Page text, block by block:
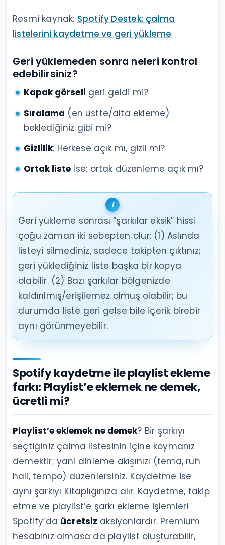
Resmi kaynak: Spotify Destek: çalma
listelerini kaydetme ve geri yükleme
Geri yüklemeden sonra neleri kontrol
edebilirsiniz?
Kapak görseli geri geldi mi?
Sıralama (en üstte/alta ekleme)
beklediğiniz gibi mi?
Gizlilik: Herkese açık mı, gizli mi?
Ortak liste ise: ortak düzenleme açık mı?
Geri yükleme sonrası “şarkılar eksik” hissi
çoğu zaman iki sebepten olur: (1) Aslında
listeyi silmediniz, sadece takipten çıktınız;
geri yüklediğiniz liste başka bir kopya
olabilir. (2) Bazı şarkılar bölgenizde
kaldırılmış/erişilemez olmuş olabilir; bu
durumda liste geri gelse bile içerik birebir
aynı görünmeyebilir.
Spotify kaydetme ile playlist ekleme
farkı: Playlist’e eklemek ne demek,
ücretli mi?
Playlist’e eklemek ne demek? Bir şarkıyı
seçtiğiniz çalma listesinin içine koymanız
demektir; yani dinleme akışınızı (tema, ruh
hali, tempo) düzenlersiniz. Kaydetme ise
aynı şarkıyı Kitaplığınıza alır. Kaydetme, takip
etme ve playlist’e şarkı ekleme işlemleri
Spotify’da ücretsiz aksiyonlardır. Premium
hesabınız olmasa da playlist oluşturabilir,